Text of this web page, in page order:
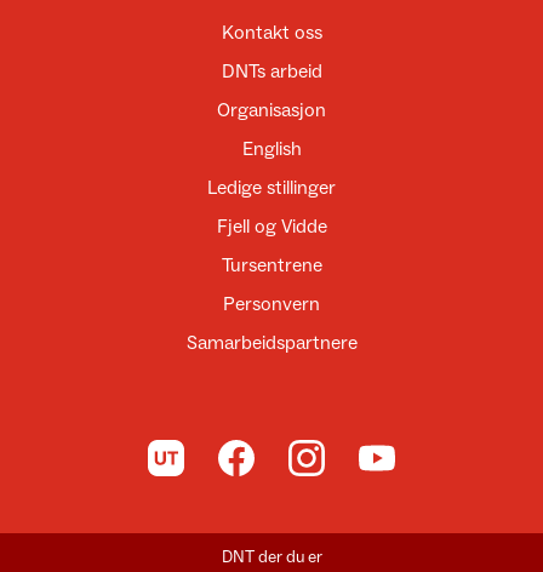
Kontakt oss
DNTs arbeid
Organisasjon
English
Ledige stillinger
Fjell og Vidde
Tursentrene
Personvern
Samarbeidspartnere
Til UT.no Til DNT på Facebook
Til DNT på Instagram
Til DNT på YouTube
DNT der du er